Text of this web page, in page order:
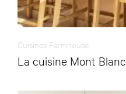
Cuisines Farmhouse
La cuisine Mont Blanc